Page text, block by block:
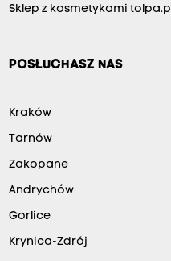
Sklep z kosmetykami tolpa.pl
POSŁUCHASZ NAS
Kraków
Tarnów
Zakopane
Andrychów
Gorlice
Krynica-Zdrój